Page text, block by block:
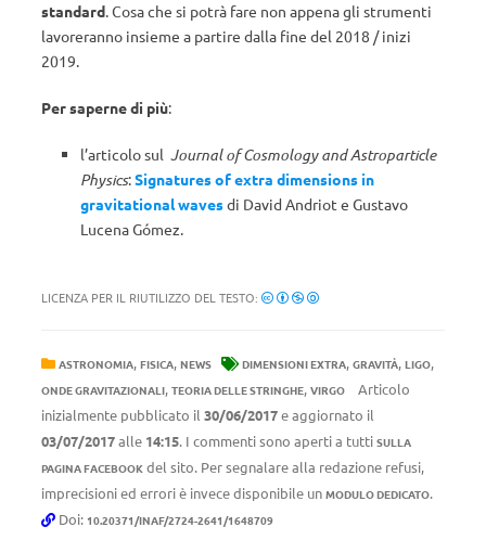
standard. Cosa che si potrà fare non appena gli strumenti
lavoreranno insieme a partire dalla fine del 2018 / inizi
2019.
Per saperne di più:
l’articolo sul Journal of Cosmology and Astroparticle
Physics:Signatures of extra dimensions in
gravitational wavesdi David Andriot e Gustavo
Lucena Gómez.
LICENZA PER IL RIUTILIZZO DEL TESTO:
ASTRONOMIA, FISICA, NEWS DIMENSIONI EXTRA, GRAVITÀ, LIGO,
ONDE GRAVITAZIONALI, TEORIA DELLE STRINGHE, VIRGO
Articolo
inizialmente pubblicato il 30/06/2017e aggiornato il
03/07/2017alle 14:15. I commenti sono aperti a tutti SULLA
PAGINA FACEBOOK del sito. Per segnalare alla redazione refusi,
imprecisioni ed errori è invece disponibile un MODULO DEDICATO.
Doi: 10.20371/INAF/2724-2641/1648709